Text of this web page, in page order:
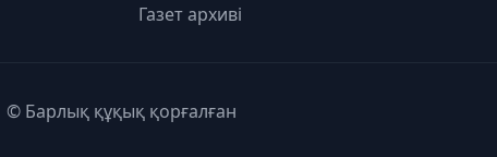
Газет архиві
© Барлық құқық қорғалған